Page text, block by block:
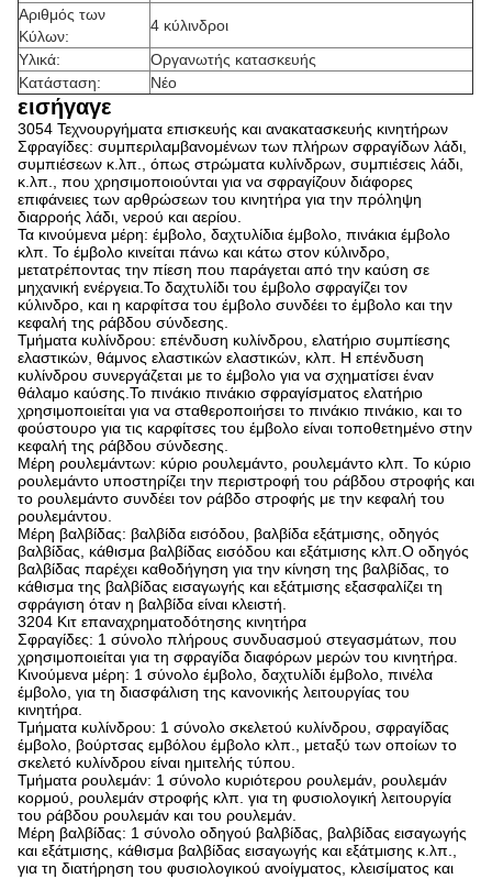
Αριθμός των
Κύλων:
4 κύλινδροι
Υλικά:
Οργανωτής κατασκευής
Κατάσταση:
Νέο
εισήγαγε
3054 Τεχνουργήματα επισκευής και ανακατασκευής κινητήρων
Σφραγίδες: συμπεριλαμβανομένων των πλήρων σφραγίδων λάδι,
συμπιέσεων κ.λπ., όπως στρώματα κυλίνδρων, συμπιέσεις λάδι,
κ.λπ., που χρησιμοποιούνται για να σφραγίζουν διάφορες
επιφάνειες των αρθρώσεων του κινητήρα για την πρόληψη
διαρροής λάδι, νερού και αερίου.
Τα κινούμενα μέρη: έμβολο, δαχτυλίδια έμβολο, πινάκια έμβολο
κλπ. Το έμβολο κινείται πάνω και κάτω στον κύλινδρο,
μετατρέποντας την πίεση που παράγεται από την καύση σε
μηχανική ενέργεια.Το δαχτυλίδι του έμβολο σφραγίζει τον
κύλινδρο, και η καρφίτσα του έμβολο συνδέει το έμβολο και την
κεφαλή της ράβδου σύνδεσης.
Τμήματα κυλίνδρου: επένδυση κυλίνδρου, ελατήριο συμπίεσης
ελαστικών, θάμνος ελαστικών ελαστικών, κλπ. Η επένδυση
κυλίνδρου συνεργάζεται με το έμβολο για να σχηματίσει έναν
θάλαμο καύσης.Το πινάκιο πινάκιο σφραγίσματος ελατήριο
χρησιμοποιείται για να σταθεροποιήσει το πινάκιο πινάκιο, και το
φούστουρο για τις καρφίτσες του έμβολο είναι τοποθετημένο στην
κεφαλή της ράβδου σύνδεσης.
Μέρη ρουλεμάντων: κύριο ρουλεμάντο, ρουλεμάντο κλπ. Το κύριο
ρουλεμάντο υποστηρίζει την περιστροφή του ράβδου στροφής και
το ρουλεμάντο συνδέει τον ράβδο στροφής με την κεφαλή του
ρουλεμάντου.
Μέρη βαλβίδας: βαλβίδα εισόδου, βαλβίδα εξάτμισης, οδηγός
βαλβίδας, κάθισμα βαλβίδας εισόδου και εξάτμισης κλπ.Ο οδηγός
βαλβίδας παρέχει καθοδήγηση για την κίνηση της βαλβίδας, το
κάθισμα της βαλβίδας εισαγωγής και εξάτμισης εξασφαλίζει τη
σφράγιση όταν η βαλβίδα είναι κλειστή.
3204 Κιτ επαναχρηματοδότησης κινητήρα
Σφραγίδες: 1 σύνολο πλήρους συνδυασμού στεγασμάτων, που
χρησιμοποιείται για τη σφραγίδα διαφόρων μερών του κινητήρα.
Κινούμενα μέρη: 1 σύνολο έμβολο, δαχτυλίδι έμβολο, πινέλα
έμβολο, για τη διασφάλιση της κανονικής λειτουργίας του
κινητήρα.
Τμήματα κυλίνδρου: 1 σύνολο σκελετού κυλίνδρου, σφραγίδας
έμβολο, βούρτσας εμβόλου έμβολο κλπ., μεταξύ των οποίων το
σκελετό κυλίνδρου είναι ημιτελής τύπου.
Τμήματα ρουλεμάν: 1 σύνολο κυριότερου ρουλεμάν, ρουλεμάν
κορμού, ρουλεμάν στροφής κλπ. για τη φυσιολογική λειτουργία
του ράβδου ρουλεμάν και του ρουλεμάν.
Μέρη βαλβίδας: 1 σύνολο οδηγού βαλβίδας, βαλβίδας εισαγωγής
και εξάτμισης, κάθισμα βαλβίδας εισαγωγής και εξάτμισης κ.λπ.,
για τη διατήρηση του φυσιολογικού ανοίγματος, κλεισίματος και